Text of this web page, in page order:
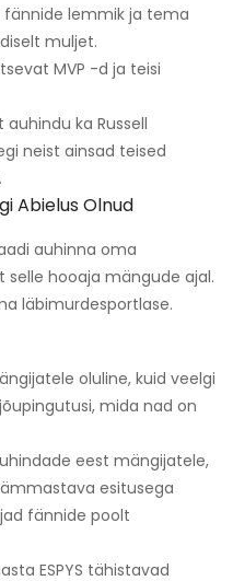
fännide lemmik ja tema
muljet.
MVP -d ja teisi
auhindu ka Russell
neist ainsad teised
Abielus Olnud
auhinna oma
hooaja mängude ajal.
läbimurdesportlase.
oluline, kuid veelgi
mida nad on
eest mängijatele,
esitusega
fännide poolt
ESPYS tähistavad